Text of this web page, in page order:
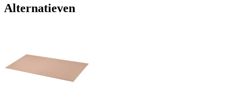
Alternatieven